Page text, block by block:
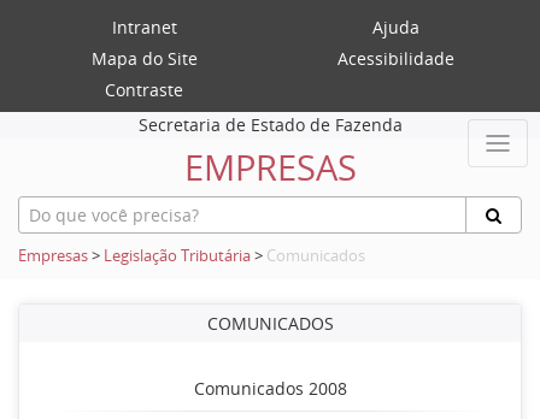
Intranet
Ajuda
Mapa do Site
Acessibilidade
Contraste
Secretaria de Estado de Fazenda
EMPRESAS
Empresas> Legislação Tributária> Comunicados
COMUNICADOS
Comunicados 2008